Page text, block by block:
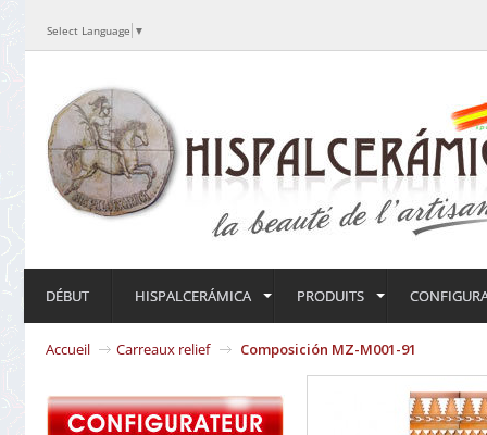
Select Language ▼
DÉBUT HISPALCERÁMICA PRODUITS
Accueil Carreaux relief Composición MZ-M001-91